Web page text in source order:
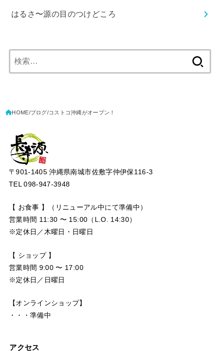
はるさ〜源の目のつけどころ
索:
HOME ブログ コストコ沖縄がオープン！
〒901-1405 沖縄県南城市佐敷字仲伊保116-3
TEL 098-947-3948
【 お食事 】（リニューアル中にて準備中）
営業時間 11:30 〜 15:00（L.O. 14:30）
※定休日／木曜日・日曜日
【 ショップ 】
営業時間 9:00 〜 17:00
※定休日／日曜日
【オンラインショップ】
・・・準備中
アクセス